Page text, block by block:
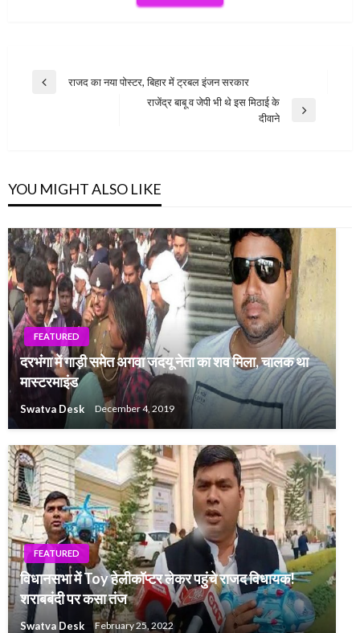
Post
Previous
राजद का नया पोस्टर, बिहार में ट्रबल इंजन सरकार
राजेंद्र बाबू व जेपी भी थे इस मिठाई के
दीवाने
YOU MIGHT ALSO LIKE
FEATURED
दरभंगा में गाड़ी समेत अगवा जदयू नेता का शव मिला, चालक था
मास्टरमाइंड
Swatva Desk December 4, 2019
FEATURED
विधानसभा में Toy हेलीकॉप्टर लेकर पहुंचे राजद विधायक!
शराबबंदी पर कसा तंज
Swatva Desk February 25, 2022
DELHI
पत्रकारिता का लक्ष्य समाज की पक्षधरता: प्रो. बल्देव भाई शर्मा